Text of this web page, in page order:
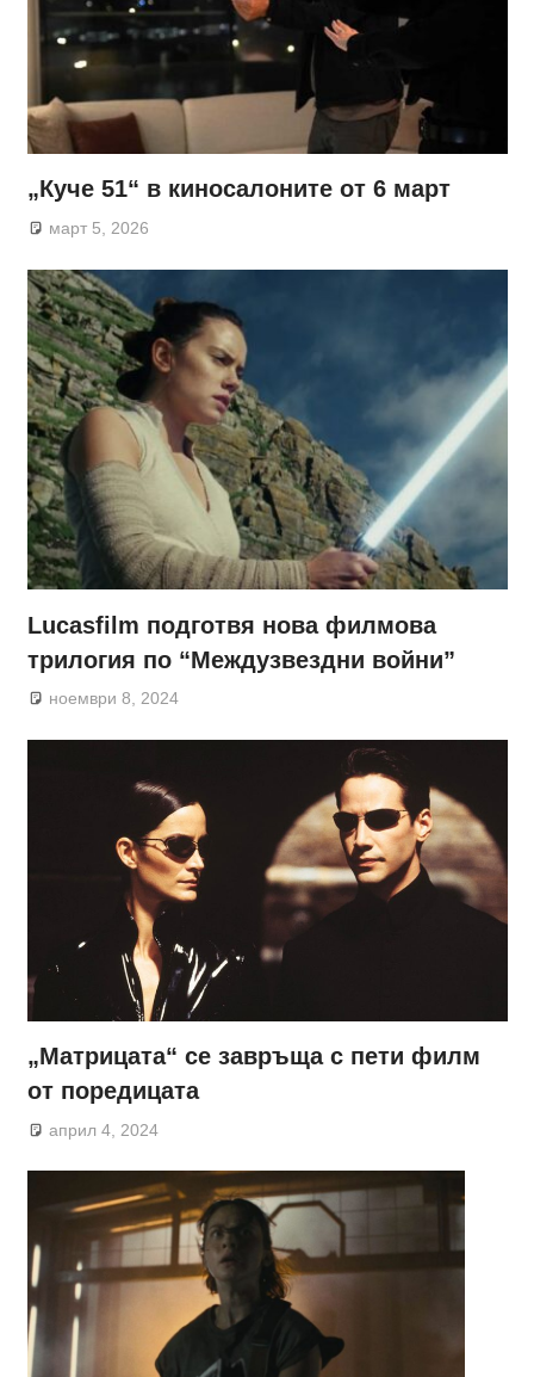
„Куче 51“ в киносалоните от 6 март
март 5, 2026
Lucasfilm подготвя нова филмова
трилогия по “Междузвездни войни”
ноември 8, 2024
„Матрицата“ се завръща с пети филм
от поредицата
април 4, 2024